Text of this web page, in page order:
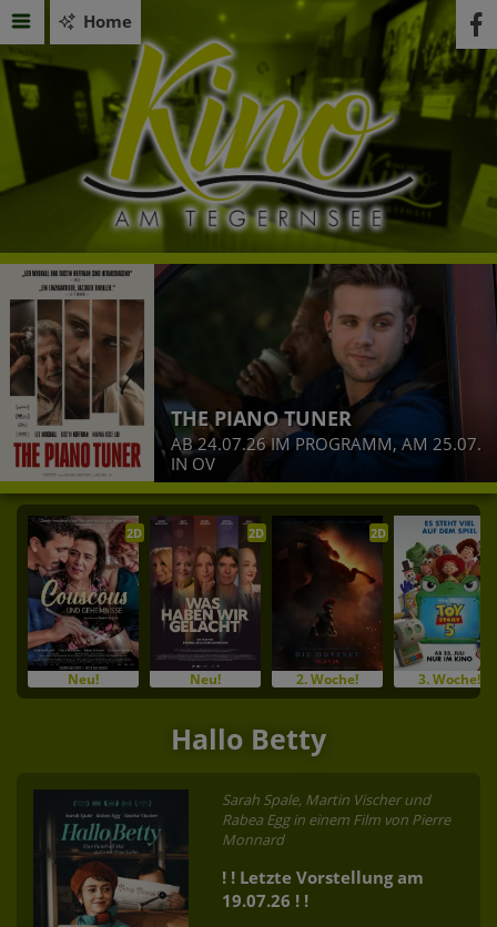
Home
THE PIANO TUNER
AB 24.07.26 IM PROGRAMM, AM 25.07.
IN OV
2D
Neu!
2D
Neu!
2D
2. Woche! 3. Woche!
Hallo Betty
Sarah Spale, Martin Vischer und
Rabea Egg in einem Film von Pierre
Monnard
! ! Letzte Vorstellung am
19.07.26 ! !